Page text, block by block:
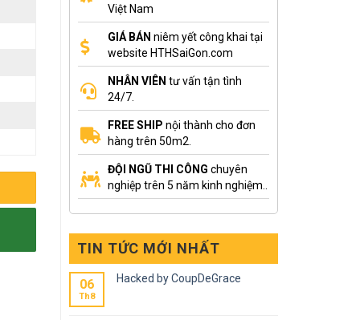
Việt Nam
GIÁ BÁN niêm yết công khai tại
website HTHSaiGon.com
NHÂN VIÊN tư vấn tận tình
24/7.
FREE SHIP nội thành cho đơn
hàng trên 50m2.
ĐỘI NGŨ THI CÔNG chuyên
nghiệp trên 5 năm kinh nghiệm..
TIN TỨC MỚI NHẤT
06
Th8
Hacked by CoupDeGrace